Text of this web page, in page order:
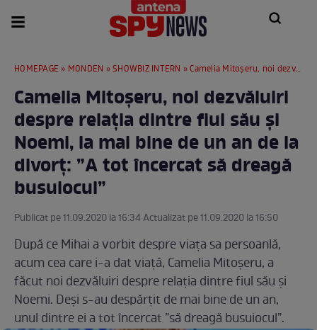
HOMEPAGE » MONDEN »SHOWBIZ INTERN » Camelia Mitoșeru, noi dezvăluiri despre relația dintre fiul său și Noemi, la mai bine de un an de la divorț: ”A tot încercat să dreagă busuiocul”
Camelia Mitoșeru, noi dezvăluiri
despre relația dintre fiul său și
Noemi, la mai bine de un an de la
divorț: ”A tot încercat să dreagă
busuiocul”
Publicat pe 11.09.2020 la 16:34 Actualizat pe 11.09.2020 la 16:50
După ce Mihai a vorbit despre viața sa persoanlă,
acum cea care i-a dat viață, Camelia Mitoșeru, a
făcut noi dezvăluiri despre relația dintre fiul său și
Noemi. Deși s-au despărțit de mai bine de un an,
unul dintre ei a tot încercat ”să dreagă busuiocul”.